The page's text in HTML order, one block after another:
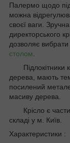
Палермо щодо
можна
своєї ваги.
директорського
дозволяє
столом
Підлокітники
дерева, мають
посилений
масиву дерева.
Крісло є
складі у м. Київ.
Характеристики :